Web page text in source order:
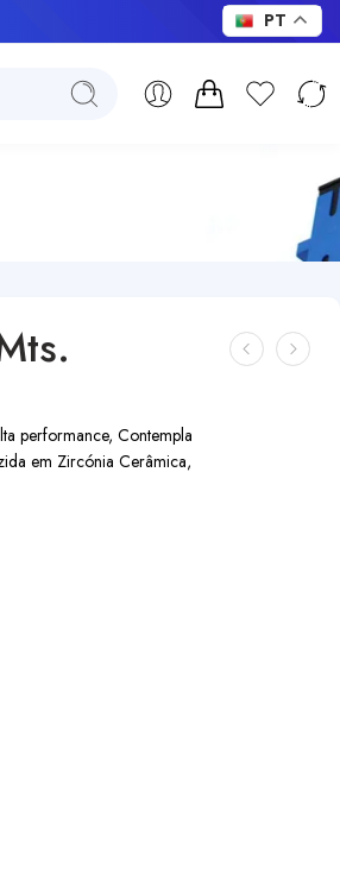
performance, Contempla
em Zircónia Cerâmica,
PT